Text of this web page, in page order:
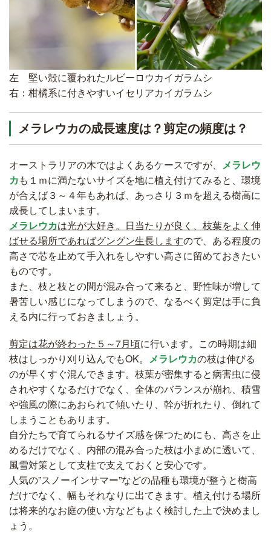
左 堅い殻に覆われたルビーロウカイガラムシ
右：柑橘系に付きやすいイセリアカイガラムシ
メラレウカの成長速度は？剪定の頻度は？
オーストラリアの木ではよくあるケースですが、 メラレウ
カ も１ｍに満たないサイズを地に植え付けてみると、環境
が合えば３～４年もあれば、あっさり３ｍを超える樹高に
成長してしまいます。
メラレウカは光が大好き。日当たりが良く、枝葉をよく伸
ばせる場所であればグングン生長しますので、ある程度の
高さで芯を止めて手入れをしやすい高さに留めておきたい
ものです。
また、枝と枝との間が混み合って来ると、野性味が増して
暑苦しい感じになってしまうので、なるべく剪定は手に負
える内に行っておきましょう。
剪定は花が終わった５～7月頃に行います。この時期は細
枝はしっかり刈り込んでもOK。 メラレウカの枝は伸びる
のが早くすぐ混んできます。枝葉が密集すると病害虫に侵
されやすくなるだけでなく、全体のバランスが崩れ、積雪
や強風の際にあおられて傾いたり、幹が折れたり、倒れて
しまうこともあります。
自分たちで育てられるサイズ感を保つためにも、高さを止
めるだけでなく、内部の混み合った枝は小まめに透いて、
風雪対策として支柱で支えておくと安心です。
人気の”スノーインサマー”などの品種も環境が整うと樹高
だけでなく、幅もそれなりに出てきます。植え付ける場所
は将来的なお庭の使い方などもよく検討した上で決めまし
ょう。